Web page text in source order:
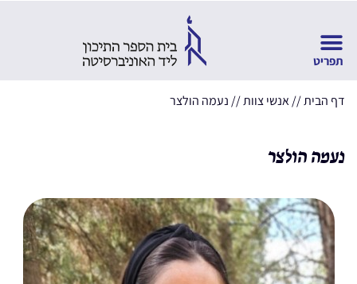
דף הבית//אנשי צוות// נעמה הולצר
נעמה הולצר